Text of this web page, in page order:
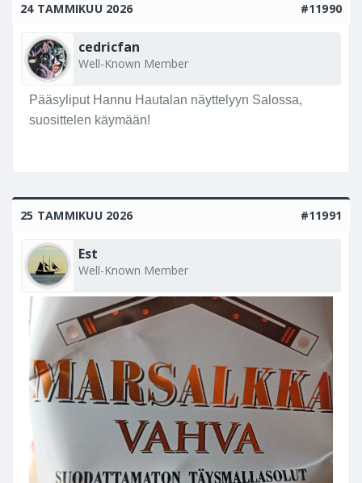
24 TAMMIKUU 2026 #11990
cedricfan
Well-Known Member
Pääsyliput Hannu Hautalan näyttelyyn Salossa,
suosittelen käymään!
25 TAMMIKUU 2026 #11991
Est
Well-Known Member